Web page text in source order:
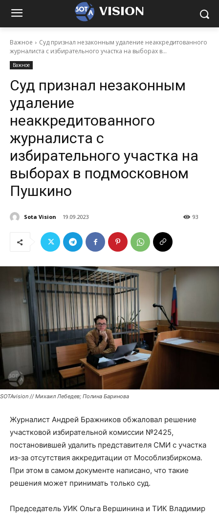
VISION
Важное
Суд признал незаконным удаление неаккредитованного
журналиста с избирательного участка на выборах в...
Важное
Суд признал незаконным
удаление
неаккредитованного
журналиста с
избирательного участка на
выборах в подмосковном
Пушкино
Sota Vision 19.09.2023 93
SOTAvision // Михаил Лебедев; Полина Баринова
Журналист Андрей Бражников обжаловал решение
участковой избирательной комиссии №2425,
постановившей удалить представителя СМИ с участка
из-за отсутствия аккредитации от Мособлизбиркома.
При этом в самом документе написано, что такие
решения может принимать только суд.
Председатель УИК Ольга Вершинина и ТИК Владимир